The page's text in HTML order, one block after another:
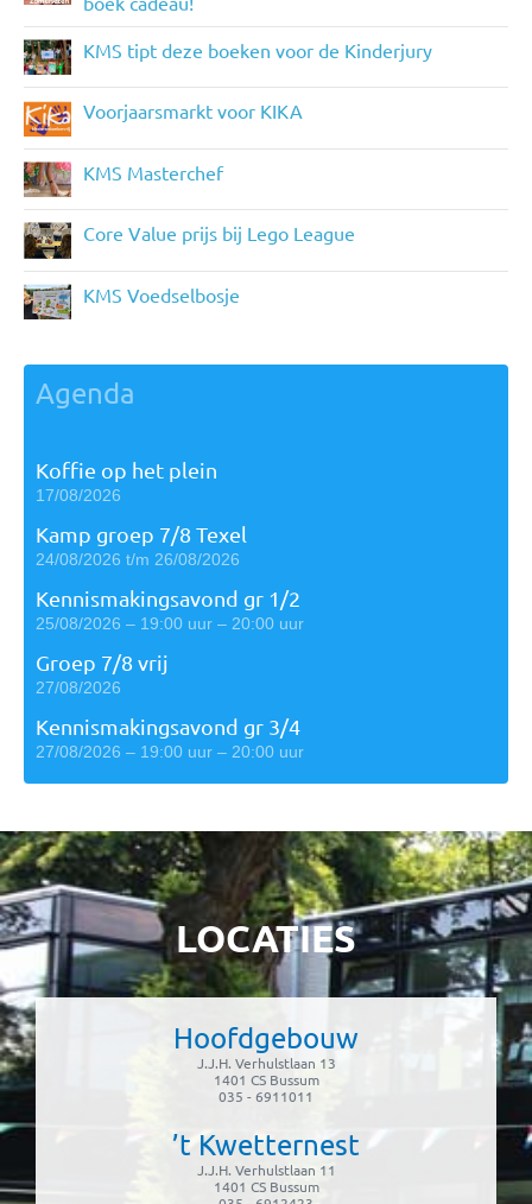
KMS tipt deze boeken voor de Kinderjury
Voorjaarsmarkt voor KIKA
KMS Masterchef
Core Value prijs bij Lego League
KMS Voedselbosje
Agenda
Koffie op het plein
17/08/2026
Kamp groep 7/8 Texel
24/08/2026 t/m 26/08/2026
Kennismakingsavond gr 1/2
25/08/2026 – 19:00 uur – 20:00 uur
Groep 7/8 vrij
27/08/2026
Kennismakingsavond gr 3/4
27/08/2026 – 19:00 uur – 20:00 uur
LOCATIES
Hoofdgebouw
J.J.H. Verhulstlaan 13
1401 CS Bussum
035 - 6911011
’t Kwetternest
J.J.H. Verhulstlaan 11
1401 CS Bussum